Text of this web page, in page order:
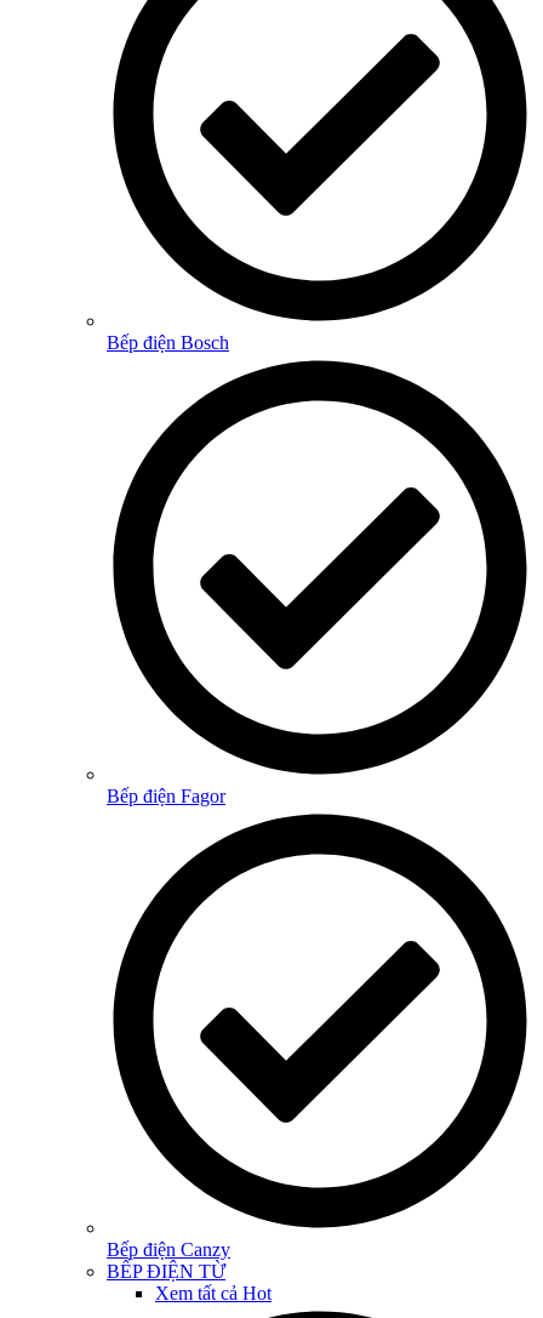
Bếp điện Bosch
Bếp điện Fagor
Bếp điện Canzy
BẾP ĐIỆN TỪ
Xem tất cả Hot